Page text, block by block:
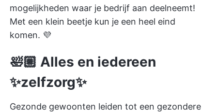
mogelijkheden waar je bedrijf aan deelneemt!
Met een klein beetje kun je een heel eind
komen. 💜
🛀🏼 Alles en iedereen
✨zelfzorg✨
Gezonde gewoonten leiden tot een gezondere